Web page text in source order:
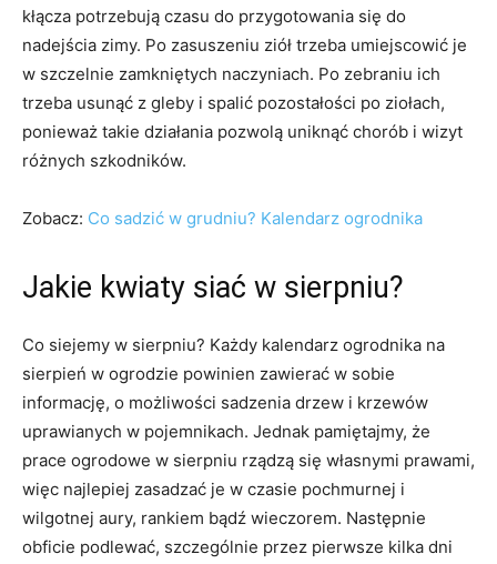
kłącza potrzebują czasu do przygotowania się do
nadejścia zimy. Po zasuszeniu ziół trzeba umiejscowić je
w szczelnie zamkniętych naczyniach. Po zebraniu ich
trzeba usunąć z gleby i spalić pozostałości po ziołach,
ponieważ takie działania pozwolą uniknąć chorób i wizyt
różnych szkodników.
Zobacz: Co sadzić w grudniu? Kalendarz ogrodnika
Jakie kwiaty siać w sierpniu?
Co siejemy w sierpniu? Każdy kalendarz ogrodnika na
sierpień w ogrodzie powinien zawierać w sobie
informację, o możliwości sadzenia drzew i krzewów
uprawianych w pojemnikach. Jednak pamiętajmy, że
prace ogrodowe w sierpniu rządzą się własnymi prawami,
więc najlepiej zasadzać je w czasie pochmurnej i
wilgotnej aury, rankiem bądź wieczorem. Następnie
obficie podlewać, szczególnie przez pierwsze kilka dni